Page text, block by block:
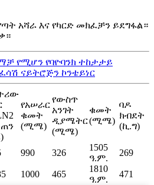
አሻራ እና የካርድ መክፈቻን ይደግፋል።
የሚሆን የባዮባንክ ተከታታይ
ናይትሮጅን ኮንቴይነር
የአሠራር
ቁመት
(ሚሜ)
የውስጥ
አንገት
ዲያሜትር
(ሚሜ)
ቁመት
(ሚሜ)
ባዶ
ክብደት
(ኪ.ግ)
990 326
1505
ዓ.ም.
269
1000 465
1810
ዓ.ም.
471